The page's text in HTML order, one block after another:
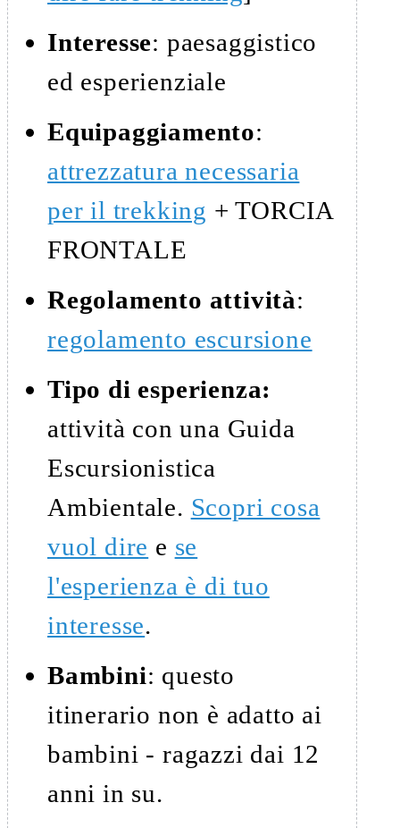
Interesse: paesaggistico
ed esperienziale
Equipaggiamento:
attrezzatura necessaria
per il trekking + TORCIA
FRONTALE
Regolamento attività:
regolamento escursione
Tipo di esperienza:
attività con una Guida
Escursionistica
Ambientale. Scopri cosa
vuol dire e se
l'esperienza è di tuo
interesse.
Bambini: questo
itinerario non è adatto ai
bambini - ragazzi dai 12
anni in su.